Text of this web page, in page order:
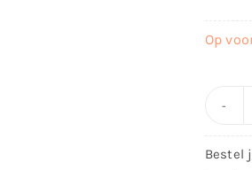
Op
Bestel